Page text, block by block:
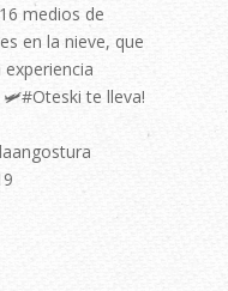
medios de
en la nieve, que
🛩️#Oteski te lleva!